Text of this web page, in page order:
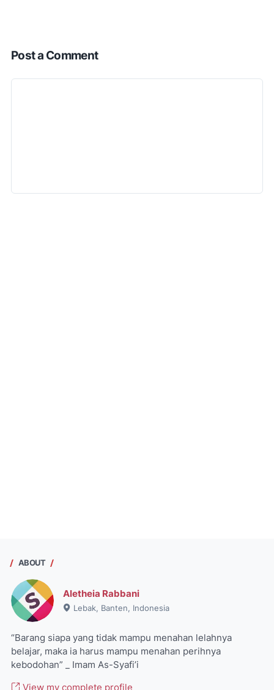
Post a Comment
ABOUT
Aletheia Rabbani
Lebak, Banten, Indonesia
“Barang siapa yang tidak mampu menahan lelahnya
belajar, maka ia harus mampu menahan perihnya
kebodohan” _ Imam As-Syafi’i
View my complete profile